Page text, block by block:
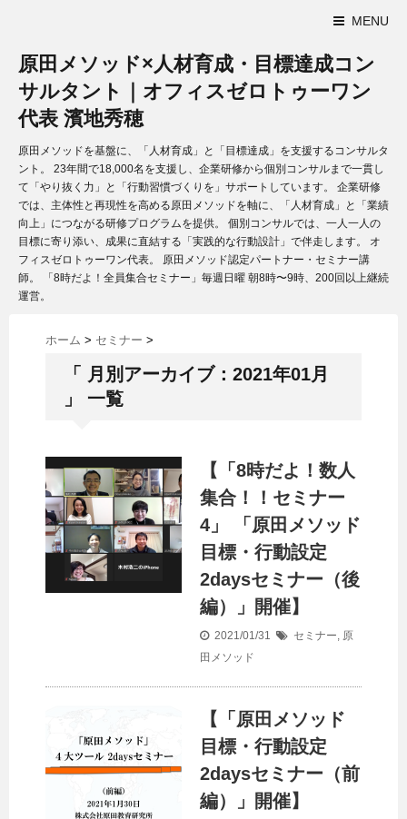
MENU
原田メソッド×人材育成・目標達成コン
サルタント｜オフィスゼロトゥーワン
代表 濱地秀穂
原田メソッドを基盤に、「人材育成」と「目標達成」を支援するコンサルタ
ント。 23年間で18,000名を支援し、企業研修から個別コンサルまで一貫し
て「やり抜く力」と「行動習慣づくりを」サポートしています。 企業研修
では、主体性と再現性を高める原田メソッドを軸に、「人材育成」と「業績
向上」につながる研修プログラムを提供。 個別コンサルでは、一人一人の
目標に寄り添い、成果に直結する「実践的な行動設計」で伴走します。 オ
フィスゼロトゥーワン代表。 原田メソッド認定パートナー・セミナー講
師。 「8時だよ！全員集合セミナー」毎週日曜 朝8時〜9時、200回以上継続
運営。
ホーム > セミナー >
「 月別アーカイブ：2021年01月
」 一覧
【「8時だよ！数人
集合！！セミナー
4」 「原田メソッド
目標・行動設定
2daysセミナー（後
編）」開催】
2021/01/31 セミナー, 原
田メソッド
【「原田メソッド
目標・行動設定
2daysセミナー（前
編）」開催】